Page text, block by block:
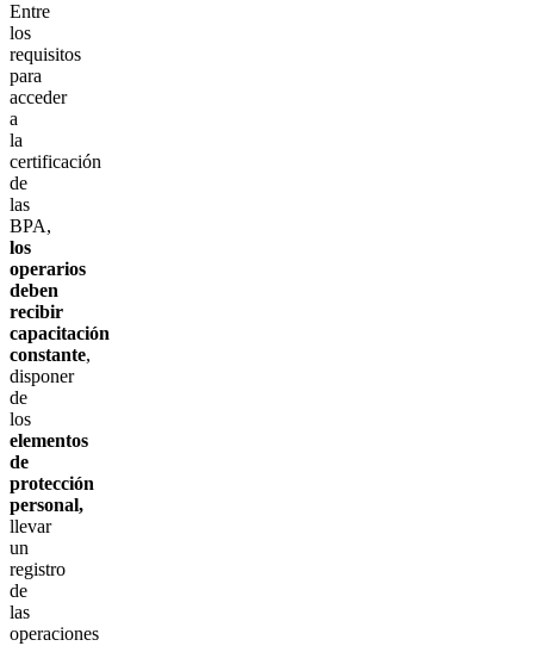
Entre
los
requisitos
para
acceder
a
la
certificación
de
las
BPA,
los
operarios
deben
recibir
capacitación
constante,
disponer
de
los
elementos
de
protección
personal,
llevar
un
registro
de
las
operaciones